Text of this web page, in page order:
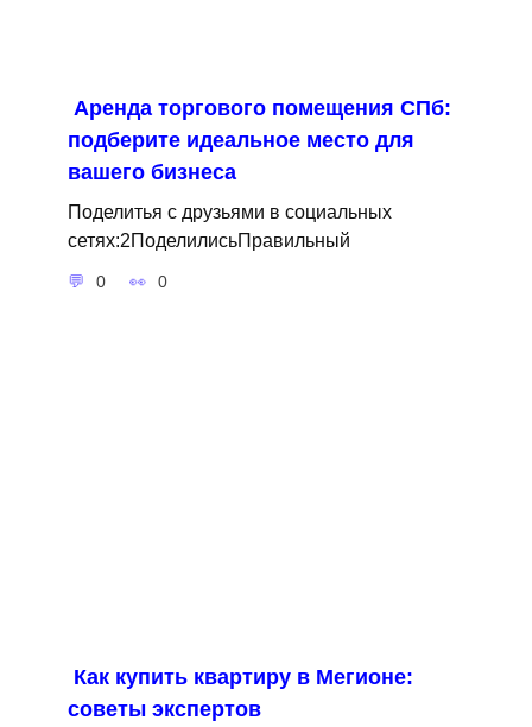
Аренда торгового помещения СПб:
подберите идеальное место для
вашего бизнеса
Поделитья с друзьями в социальных
сетях:2ПоделилисьПравильный
0 0
Как купить квартиру в Мегионе:
советы экспертов